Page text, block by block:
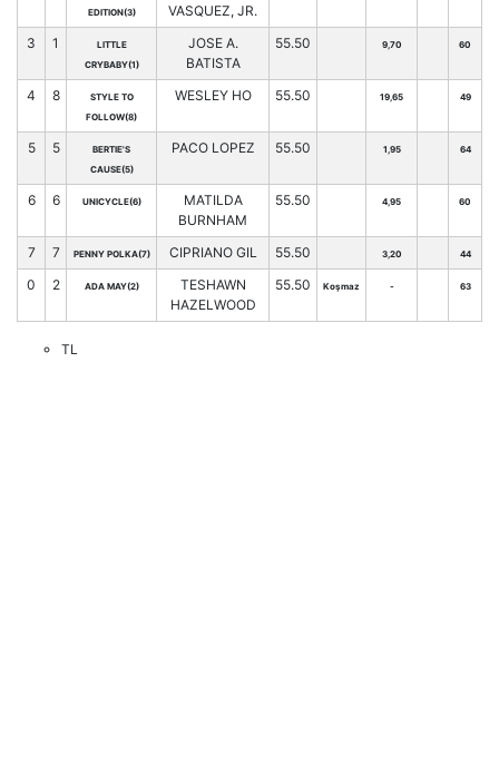
EDITION(3)
VASQUEZ, JR.
3 1
LITTLE
CRYBABY(1)
JOSE A.
BATISTA
55.50 9,70 60
4 8
STYLE TO
FOLLOW(8)
WESLEY HO 55.50 19,65 49
5 5
BERTIE'S
CAUSE(5)
PACO LOPEZ 55.50 1,95 64
6 6 UNICYCLE(6)
MATILDA
BURNHAM
55.50 4,95 60
7 7 PENNY POLKA(7) CIPRIANO GIL 55.50 3,20 44
0 2 ADA MAY(2)
TESHAWN
HAZELWOOD
55.50 Koşmaz - 63
TL